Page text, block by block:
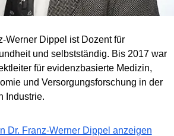
Werner Dippel ist Dozent für
und selbstständig. Bis 2017 war
für evidenzbasierte Medizin,
und Versorgungsforschung in der
Industrie.
Dr. Franz-Werner Dippel anzeigen